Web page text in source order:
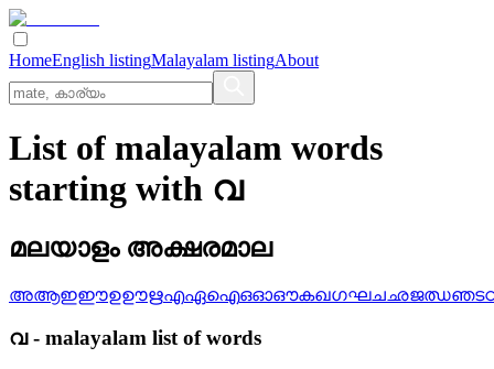
HomeEnglish listingMalayalam listingAbout
List of malayalam words
starting with വ
മലയാളം അക്ഷരമാല
അആഇഈഉഊഋഎഏഐഒഓഔകഖഗഘചഛജഝഞട
വ- malayalam list of words